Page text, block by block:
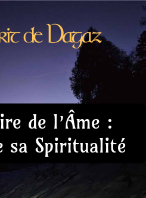
de l’Âme :
sa Spiritualité